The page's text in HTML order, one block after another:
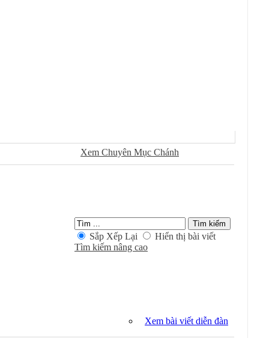
Ðánh Dấu Ðã Ðọc
Xem Chuyên Mục Chánh
Sắp Xếp Lại
Hiển thị bài viết
Tìm kiếm nâng cao
Xem bài viết diễn đàn